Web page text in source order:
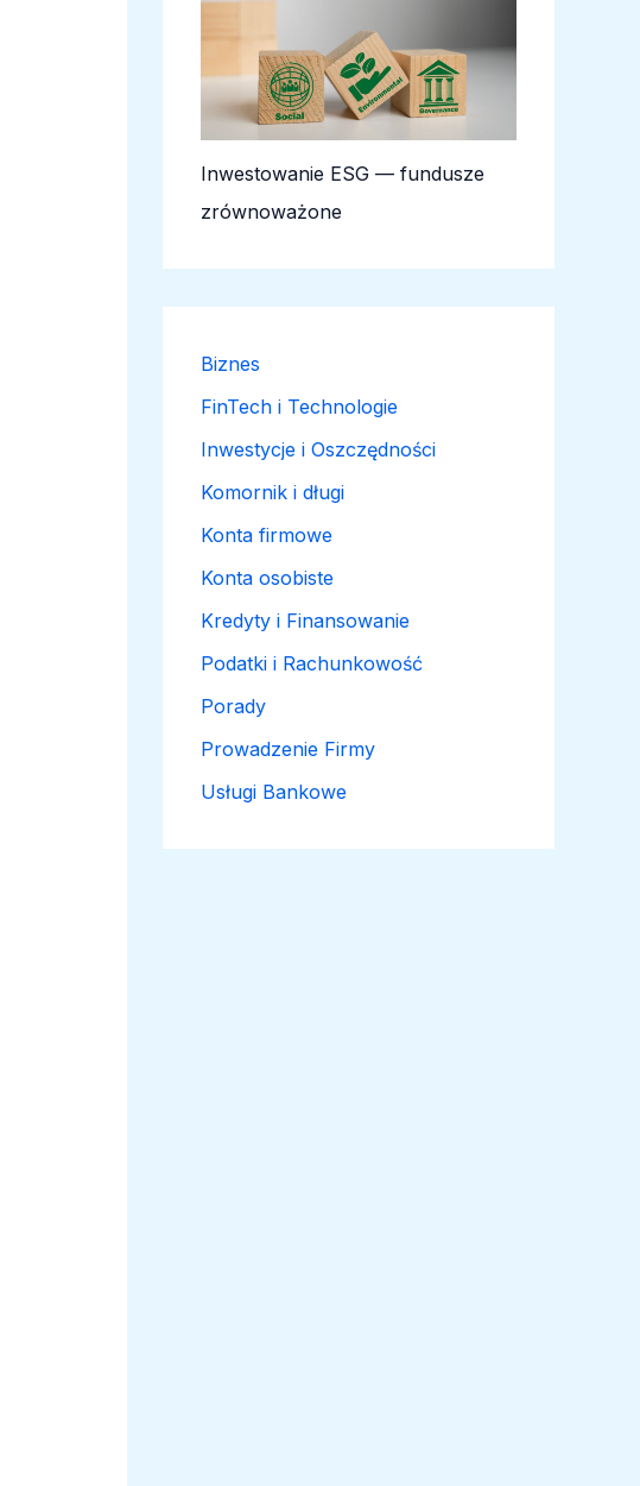
Inwestowanie ESG — fundusze
zrównoważone
Biznes
FinTech i Technologie
Inwestycje i Oszczędności
Komornik i długi
Konta firmowe
Konta osobiste
Kredyty i Finansowanie
Podatki i Rachunkowość
Porady
Prowadzenie Firmy
Usługi Bankowe